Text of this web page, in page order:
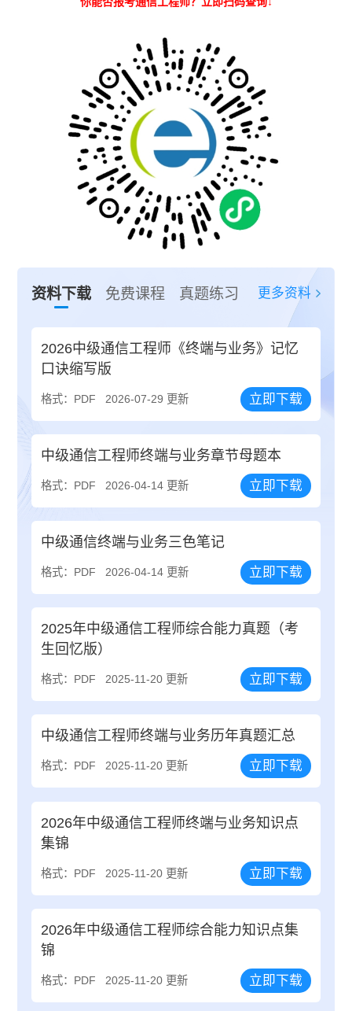
资料下载 免费课程 真题练习 更多资料
2026中级通信工程师《终端与业务》记忆
口诀缩写版
格式：PDF 2026-07-29 更新 立即下载
中级通信工程师终端与业务章节母题本
格式：PDF 2026-04-14 更新 立即下载
中级通信终端与业务三色笔记
格式：PDF 2026-04-14 更新 立即下载
2025年中级通信工程师综合能力真题（考
生回忆版）
格式：PDF 2025-11-20 更新 立即下载
中级通信工程师终端与业务历年真题汇总
格式：PDF 2025-11-20 更新 立即下载
2026年中级通信工程师终端与业务知识点
集锦
格式：PDF 2025-11-20 更新 立即下载
2026年中级通信工程师综合能力知识点集
锦
格式：PDF 2025-11-20 更新 立即下载